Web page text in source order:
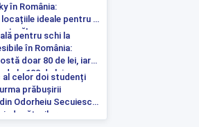
în România:
ideale pentru o
pentru schi la
în România:
doar 80 de lei, iar
la 100 de lei pe
al celor doi studenți
prăbușirii
Odorheiu Secuiesc a
judecătorilor